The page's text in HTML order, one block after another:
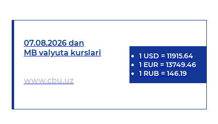
07.08.2026 dan
MB valyuta kurslari
www.cbu.uz
1 USD = 11915.64
1 EUR= 13749.46
1 RUB = 146.19